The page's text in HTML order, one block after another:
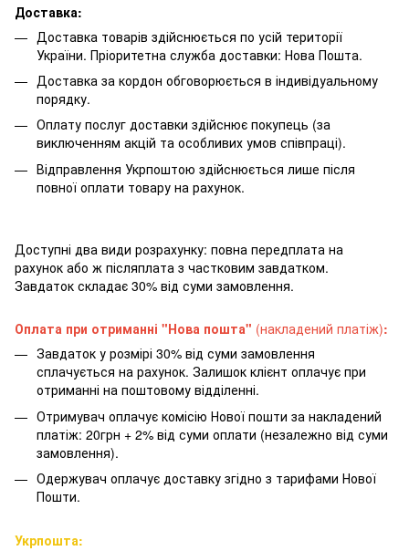
Доставка:
Доставка товарів здійснюється по усій території
України. Пріоритетна служба доставки: Нова Пошта.
Доставка за кордон обговорюється в індивідуальному
порядку.
Оплату послуг доставки здійснює покупець (за
виключенням акцій та особливих умов співпраці).
Відправлення Укрпоштою здійснюється лише після
повної оплати товару на рахунок.
Доступні два види розрахунку: повна передплата на
рахунок або ж післяплата з частковим завдатком.
Завдаток складає 30% від суми замовлення.
Оплата при отриманні "Нова пошта" (накладений платіж):
Завдаток у розмірі 30% від суми замовлення
сплачується на рахунок. Залишок клієнт оплачує при
отриманні на поштовому відділенні.
Отримувач оплачує комісію Нової пошти за накладений
платіж: 20грн + 2% від суми оплати (незалежно від суми
замовлення).
Одержувач оплачує доставку згідно з тарифами Нової
Пошти.
Укрпошта: